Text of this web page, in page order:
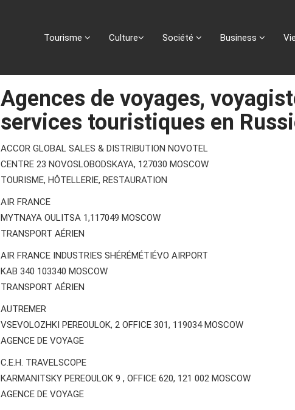
Tourisme Culture Société Business
Agences de voyages,
services touristiques en
ACCOR GLOBAL SALES & DISTRIBUTION NOVOTEL
CENTRE 23 NOVOSLOBODSKAYA, 127030 MOSCOW
TOURISME, HÔTELLERIE, RESTAURATION
AIR FRANCE
MYTNAYA OULITSA 1,117049 MOSCOW
TRANSPORT AÉRIEN
AIR FRANCE INDUSTRIES SHÉRÉMÉTIÉVO AIRPORT
KAB 340 103340 MOSCOW
TRANSPORT AÉRIEN
AUTREMER
VSEVOLOZHKI PEREOULOK, 2 OFFICE 301, 119034 MOSCOW
AGENCE DE VOYAGE
C.E.H. TRAVELSCOPE
KARMANITSKY PEREOULOK 9 , OFFICE 620, 121 002 MOSCOW
AGENCE DE VOYAGE